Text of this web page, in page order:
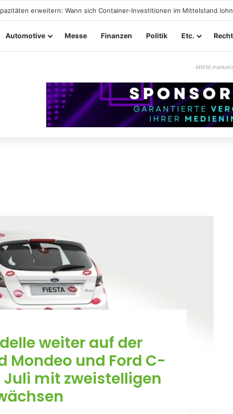
im Mittelstand: Absperrkonzepte für temporäre
Automotive Messe Finanzen Politik Etc.
weiter auf der
Mondeo und Ford C-
Juli mit zweistelligen